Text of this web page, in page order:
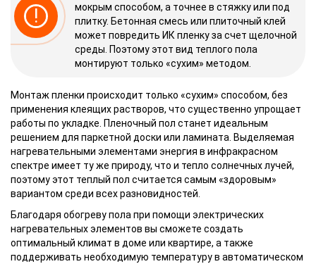
!
мокрым способом, а точнее в стяжку или под
плитку. Бетонная смесь или плиточный клей
может повредить ИК пленку за счет щелочной
среды. Поэтому этот вид теплого пола
монтируют только «сухим» методом.
Монтаж пленки происходит только «сухим» способом, без
применения клеящих растворов, что существенно упрощает
работы по укладке. Пленочный пол станет идеальным
решением для паркетной доски или ламината. Выделяемая
нагревательными элементами энергия в инфракрасном
спектре имеет ту же природу, что и тепло солнечных лучей,
поэтому этот теплый пол считается самым «здоровым»
вариантом среди всех разновидностей.
Благодаря обогреву пола при помощи электрических
нагревательных элементов вы сможете создать
оптимальный климат в доме или квартире, а также
поддерживать необходимую температуру в автоматическом